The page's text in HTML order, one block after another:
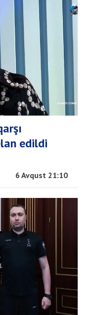
edildi
6 Avqust 21:10